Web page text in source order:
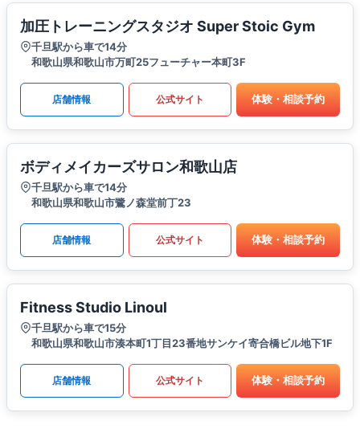
加圧トレーニングスタジオ Super Stoic Gym
千旦駅から車で14分
和歌山県和歌山市万町25フューチャー本町3F
店舗情報 公式サイト 体験・相談予約
ボディメイカーズサロン和歌山店
千旦駅から車で14分
和歌山県和歌山市鷺ノ森堂前丁23
店舗情報 公式サイト 体験・相談予約
Fitness Studio Linoul
千旦駅から車で15分
和歌山県和歌山市湊本町1丁目23番地サンケイ寄合橋ビル地下1F
店舗情報 公式サイト 体験・相談予約